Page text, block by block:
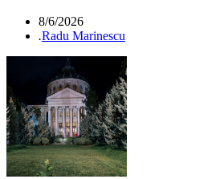
8/6/2026
.Radu Marinescu